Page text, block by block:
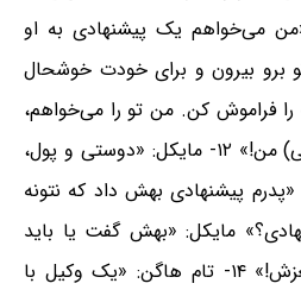
۱۱- ویتو: «من می‌خواهم یک پیشنهادی به او
برو بیرون و برای خودت خوشحال
فراموش کن. من تو را می‌خواهم،
می‌خواهم تو گم بشی از (زندگی) من!» ۱۲- مایکل: «دوستی و پول،
۱۳- مایکل: «پدرم پیشنهادی بهش داد که نتونه
مایکل: «بهش گفت یا باید
امضاش پای ورقه باشه یا مغزش!» ۱۴- تام هاگن: «یک وکیل با